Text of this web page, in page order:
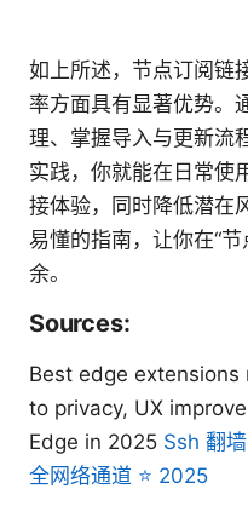
如上所述，节点订阅链
率方面具有显著优势。
理、掌握导入与更新流
实践，你就能在日常使
接体验，同时降低潜在
易懂的指南，让你在“
余。
Sources:
Best edge
to privacy, UX
Edge in 2025 Ssh 翻
全网络通道 ⭐ 2025